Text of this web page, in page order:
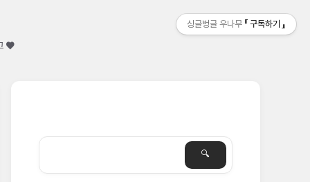
♥
싱글벙글 우나무 구독하기